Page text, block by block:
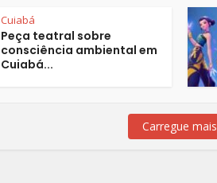
Cuiabá
Peça teatral sobre
consciência ambiental em
Cuiabá...
Carregue mais